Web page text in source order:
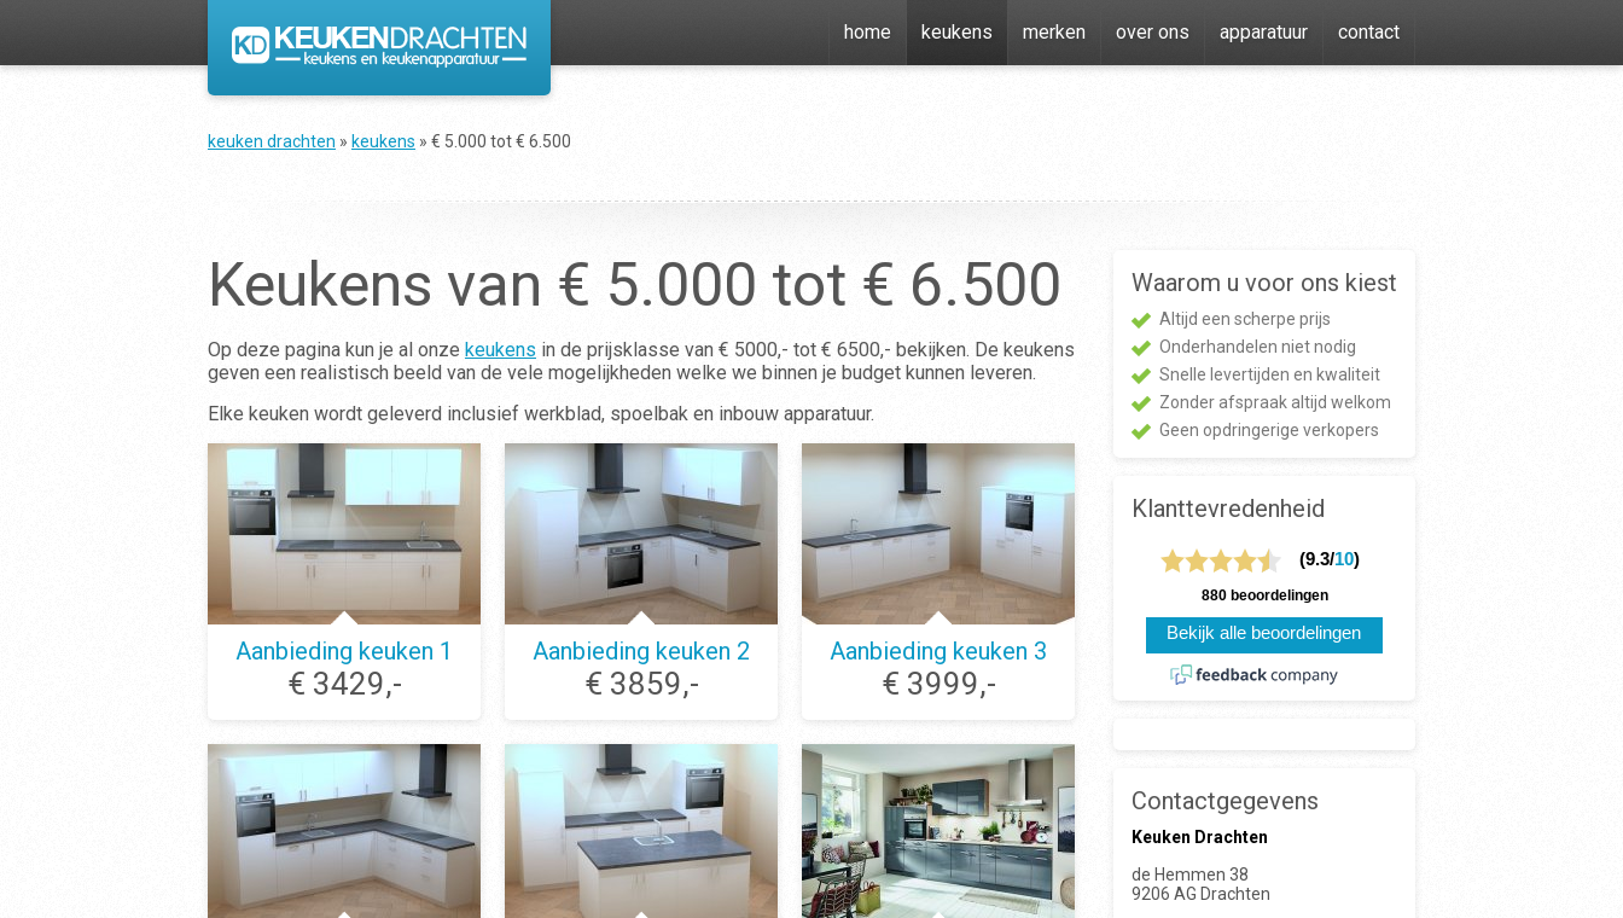
home keukens merken over ons apparatuur contact
keuken drachten » keukens » € 5.000 tot € 6.500
Keukens van € 5.000 tot € 6.500
Op deze pagina kun je al onze keukens in de prijsklasse van € 5000,- tot € 6500,- bekijken. De keukens
geven een realistisch beeld van de vele mogelijkheden welke we binnen je budget kunnen leveren.
Elke keuken wordt geleverd inclusief werkblad, spoelbak en inbouw apparatuur.
Aanbieding keuken 1
€ 3429,-
Aanbieding keuken 2
€ 3859,-
Aanbieding keuken 3
€ 3999,-
Waarom u voor ons kiest
Altijd een scherpe prijs
Onderhandelen niet nodig
Snelle levertijden en kwaliteit
Zonder afspraak altijd welkom
Geen opdringerige verkopers
Klanttevredenheid
(9.3/10)
880 beoordelingen
Bekijk alle beoordelingen
Contactgegevens
Keuken Drachten
de Hemmen 38
9206 AG Drachten